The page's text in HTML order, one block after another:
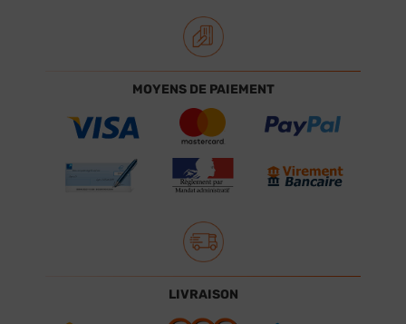
MOYENS DE PAIEMENT
LIVRAISON